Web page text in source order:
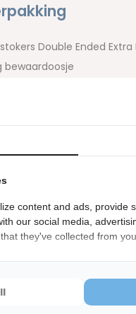
Double Ended Extra
bewaardoosje
product met
de verzegeling
Based on 0 reviews
over dit
content and ads, provide
our social media,
they've collected from